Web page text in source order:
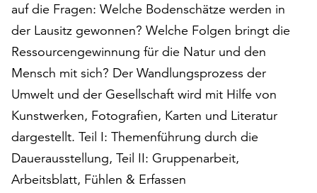
auf
„Alle
akzeptieren“,
alle
Cookies
zu
akzeptieren.
Sie
können
Ihr
auf die Fragen: Welche Bodenschätze werden in
der Lausitz gewonnen? Welche Folgen bringt die
Ressourcengewinnung für die Natur und den
Mensch mit sich? Der Wandlungsprozess der
Umwelt und der Gesellschaft wird mit Hilfe von
Kunstwerken, Fotografien, Karten und Literatur
dargestellt. Teil I: Themenführung durch die
Dauerausstellung, Teil II: Gruppenarbeit,
Arbeitsblatt, Fühlen & Erfassen